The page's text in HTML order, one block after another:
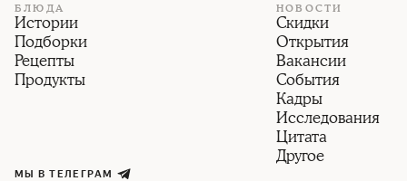
БЛЮДА
Истории
Подборки
Рецепты
Продукты
НОВОСТИ
Скидки
Открытия
Вакансии
События
Кадры
Исследования
Цитата
Другое
МЫ В ТЕЛЕГРАМ